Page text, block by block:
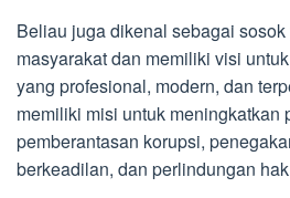
Beliau juga dikenal sebagai
masyarakat dan memiliki visi
yang profesional, modern, dan
memiliki misi untuk meningkatkan
pemberantasan korupsi,
berkeadilan, dan perlindungan